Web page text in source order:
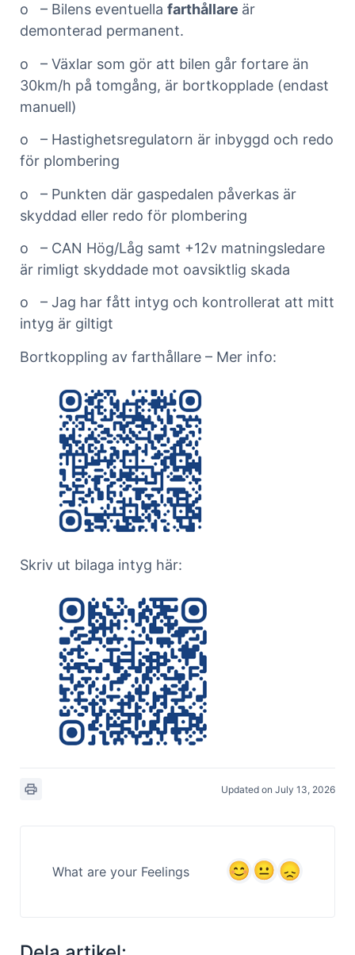
o – Bilens eventuella farthållare är
demonterad permanent.
o – Växlar som gör att bilen går fortare än
30km/h på tomgång, är bortkopplade (endast
manuell)
o – Hastighetsregulatorn är inbyggd och redo
för plombering
o – Punkten där gaspedalen påverkas är
skyddad eller redo för plombering
o – CAN Hög/Låg samt +12v matningsledare
är rimligt skyddade mot oavsiktlig skada
o – Jag har fått intyg och kontrollerat att mitt
intyg är giltigt
Bortkoppling av farthållare – Mer info:
Skriv ut bilaga intyg här:
Updated on July 13, 2026
What are your Feelings